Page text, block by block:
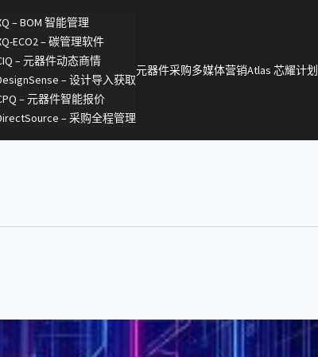
– BOM 智能管理
ECO2 – 碳管理软件
– 元器件动态商情
– 设计导入获取
– 元器件智能报价
– 采购全程管理
元器件采购多媒体营销Atlas 芯耀计划